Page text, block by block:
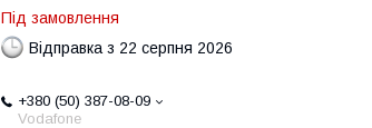
Під замовлення
Відправка з 22 серпня 2026
+380 (50) 387-08-09
Vodafone